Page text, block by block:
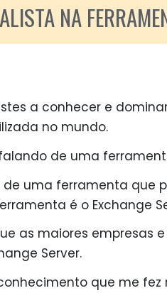
NA
a conhecer e
no mundo.
de uma
de uma ferramenta que
é o Exchange
as maiores empresas
Server.
que me